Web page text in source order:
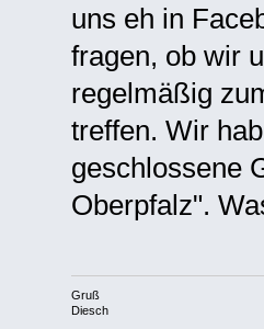
uns eh in
fragen, ob wir
regelmäßig
treffen. Wir
geschlossene
Oberpfalz".
Gruß
Diesch